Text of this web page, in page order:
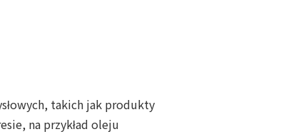
takich jak produkty
na przykład oleju